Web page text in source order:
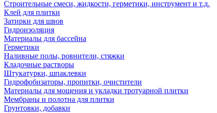
Строительные смеси, жидкости, герметики, инструмент и т.д.
Клей для плитки
Затирки для швов
Гидроизоляция
Материалы для бассейна
Герметики
Наливные полы, ровнители, стяжки
Кладочные растворы
Штукатурки, шпаклевки
Гидрофобизаторы, пропитки, очистители
Материалы для мощения и укладки тротуарной плитки
Мембраны и полотна для плитки
Грунтовки, добавки